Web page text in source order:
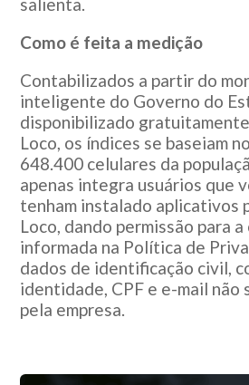
Como é feita a medição
Contabilizados a partir do
inteligente do Governo do
disponibilizado
Loco, os índices se baseiam
648.400 celulares da
apenas integra usuários que
tenham instalado aplicativos
Loco, dando permissão para
informada na Política de
dados de identificação civil,
identidade, CPF e e-mail não
pela empresa.